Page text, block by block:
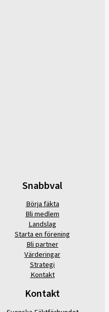
Snabbval
Börja fäkta
Bli medlem
Landslag
Starta en förening
Bli partner
Värderingar
Strategi
Kontakt
Kontakt